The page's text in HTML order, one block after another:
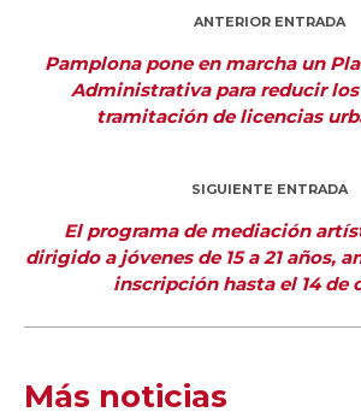
ANTERIOR ENTRADA
Pamplona pone en marcha un
Administrativa para reducir
tramitación de licencias
SIGUIENTE ENTRADA
El programa de mediación
dirigido a jóvenes de 15 a 21 años,
inscripción hasta el 14 de
Más noticias